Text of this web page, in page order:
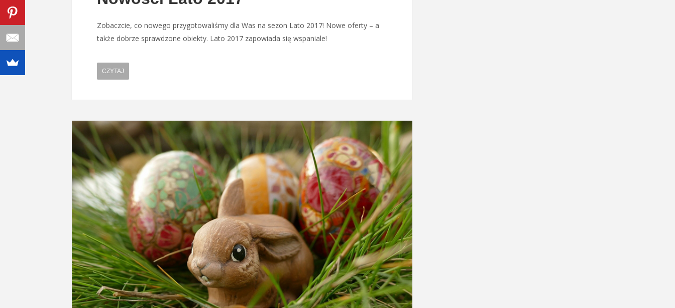
Zobaczcie, co nowego przygotowaliśmy dla Was na sezon Lato 2017! Nowe oferty – a
także dobrze sprawdzone obiekty. Lato 2017 zapowiada się wspaniale!
CZYTAJ